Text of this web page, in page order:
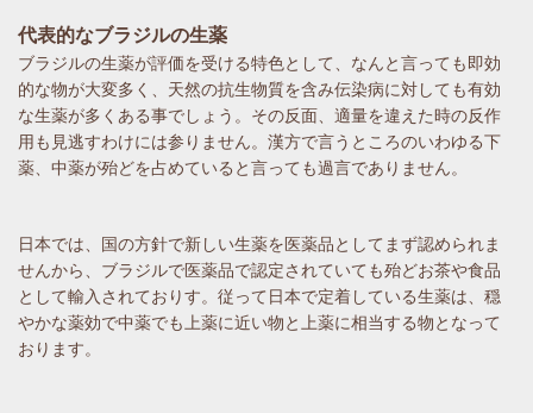
代表的なブラジルの生薬
ブラジルの生薬が評価を受ける特色として、なんと言っても即効
的な物が大変多く、天然の抗生物質を含み伝染病に対しても有効
な生薬が多くある事でしょう。その反面、適量を違えた時の反作
用も見逃すわけには参りません。漢方で言うところのいわゆる下
薬、中薬が殆どを占めていると言っても過言でありません。
日本では、国の方針で新しい生薬を医薬品としてまず認められま
せんから、ブラジルで医薬品で認定されていても殆どお茶や食品
として輸入されておりす。従って日本で定着している生薬は、穏
やかな薬効で中薬でも上薬に近い物と上薬に相当する物となって
おります。